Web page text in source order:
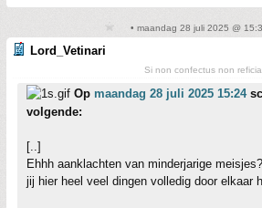
• maandag 28 juli 2025 @
Lord_Vetinari
Si non confectus non
Op maandag 28 juli 2025 15:24
volgende:
[..]
Ehhh aanklachten van minderjarige
jij hier heel veel dingen volledig door elkaar